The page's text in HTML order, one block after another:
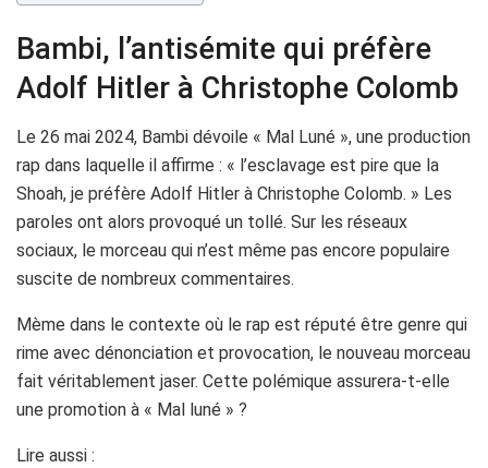
Bambi, l’antisémite qui préfère
Adolf Hitler à Christophe Colomb
Le 26 mai 2024, Bambi dévoile « Mal Luné », une production
rap dans laquelle il affirme : « l’esclavage est pire que la
Shoah, je préfère Adolf Hitler à Christophe Colomb. » Les
paroles ont alors provoqué un tollé. Sur les réseaux
sociaux, le morceau qui n’est même pas encore populaire
suscite de nombreux commentaires.
Mème dans le contexte où le rap est réputé être genre qui
rime avec dénonciation et provocation, le nouveau morceau
fait véritablement jaser. Cette polémique assurera-t-elle
une promotion à « Mal luné » ?
Lire aussi :